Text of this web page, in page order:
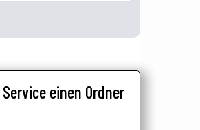
einen Ordner